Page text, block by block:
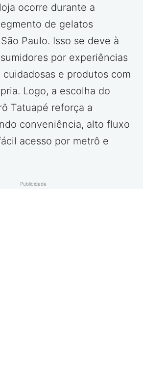
ocorre durante a
de gelatos
Paulo. Isso se deve à
por experiências
cuidadosas e produtos com
Logo, a escolha do
Tatuapé reforça a
conveniência, alto fluxo
acesso por metrô e
Publicidade